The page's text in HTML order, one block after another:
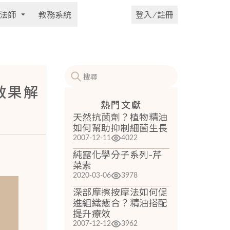
師 教務系統 登入 ⁄ 註冊
果解
熱門文獻
天然抗菌劑？植物精油
如何幫助抑制細菌生長
2007-12-11 4022
純露化學分子系列-芹
菜素
2020-03-06 3978
深部摩擦按摩法如何促
進組織癒合？精油搭配
提升療效
2007-12-12 3962